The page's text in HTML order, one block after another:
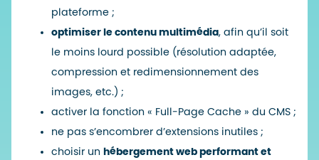
plateforme ;
optimiser le contenu multimédia, afin qu’il soit
le moins lourd possible (résolution adaptée,
compression et redimensionnement des
images, etc.) ;
activer la fonction « Full-Page Cache » du CMS ;
ne pas s’encombrer d’extensions inutiles ;
choisir un hébergement web performant et